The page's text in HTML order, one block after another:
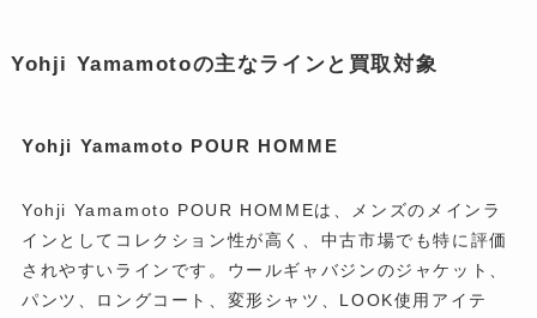
Yohji Yamamotoの主なラインと買取対象
Yohji Yamamoto POUR HOMME
Yohji Yamamoto POUR HOMMEは、メンズのメインラ
インとしてコレクション性が高く、中古市場でも特に評価
されやすいラインです。ウールギャバジンのジャケット、
パンツ、ロングコート、変形シャツ、LOOK使用アイテ